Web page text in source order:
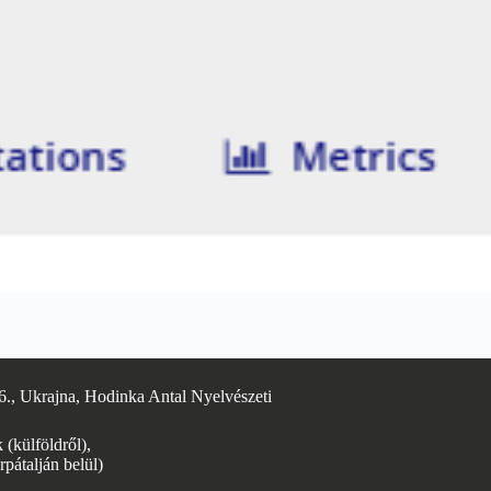
Ukrajna, Hodinka Antal Nyelvészeti
(külföldről),
belül)